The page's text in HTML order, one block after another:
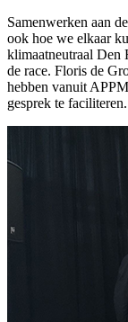
Samenwerken aan
ook hoe we elkaar
klimaatneutraal Den
de race. Floris de
hebben vanuit
gesprek te